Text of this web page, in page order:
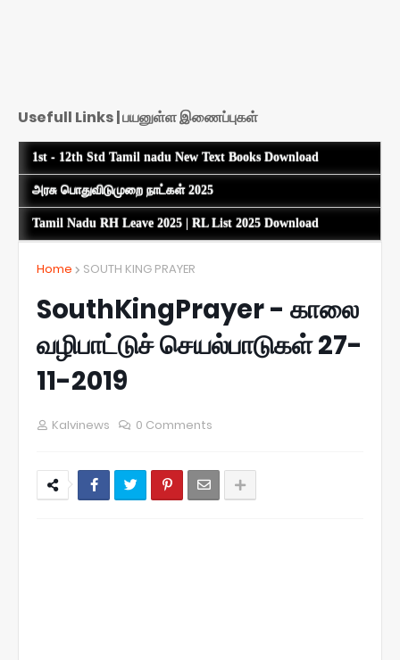
Usefull Links | பயனுள்ள இணைப்புகள்
1st - 12th Std Tamil nadu New Text Books Download
அரசு பொதுவிடுமுறை நாட்கள் 2025
Tamil Nadu RH Leave 2025 | RL List 2025 Download
Home SOUTH KING PRAYER
SouthKingPrayer - காலை
வழிபாட்டுச் செயல்பாடுகள் 27-
11-2019
Kalvinews 0 Comments